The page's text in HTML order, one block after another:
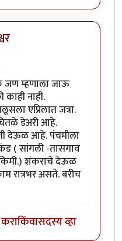
जण म्हणाला जाऊ
नाही.
एप्रिलात जत्रा.
डेअरी आहे.
देऊळ आहे. पंचमीला
( सांगली -तासगाव
किमी.) शंकराचे देऊळ
रात्रभर असते. बरीच
किंवासदस्य व्हा